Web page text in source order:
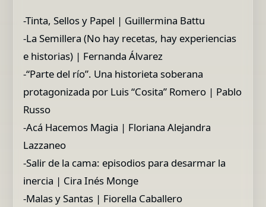
-Tinta, Sellos y Papel | Guillermina Battu
-La Semillera (No hay recetas, hay experiencias
e historias) | Fernanda Álvarez
-“Parte del río”. Una historieta soberana
protagonizada por Luis “Cosita” Romero | Pablo
Russo
-Acá Hacemos Magia | Floriana Alejandra
Lazzaneo
-Salir de la cama: episodios para desarmar la
inercia | Cira Inés Monge
-Malas y Santas | Fiorella Caballero